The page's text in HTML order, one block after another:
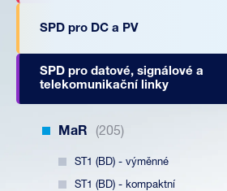
SPD pro DC a PV
SPD pro datové, signálové a
telekomunikační linky
MaR (205)
ST1 (BD) - výměnné
ST1 (BD) - kompaktní